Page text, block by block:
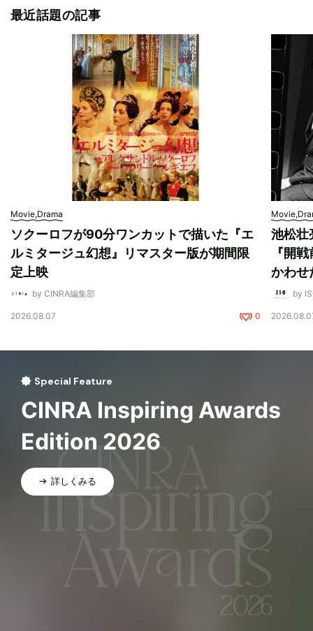
最近話題の記事
Movie,Drama
ソクーロフが90分ワンカットで描いた『エ
ルミタージュ幻想』リマスター版が期間限
定上映
by CINRA編集部
2026.08.07 0
池松壮
『開
かわせ
by
Special Feature
CINRA Inspiring Awards
Edition 2026
詳しくみる